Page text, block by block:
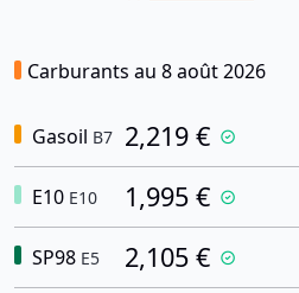
Carburants au 8 août 2026
Gasoil B7 2,219 €
E10 E10 1,995 €
SP98 E5 2,105 €